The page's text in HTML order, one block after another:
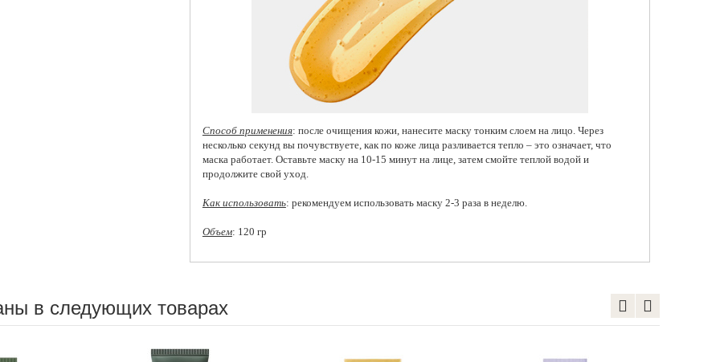
Способ применения: после очищения кожи, нанесите маску тонким слоем на лицо. Через
несколько секунд вы почувствуете, как по коже лица разливается тепло – это означает, что
маска работает. Оставьте маску на 10-15 минут на лице, затем смойте теплой водой и
продолжите свой уход.
Как использовать: рекомендуем использовать маску 2-3 раза в неделю.
Объем: 120 гр
в следующих товарах